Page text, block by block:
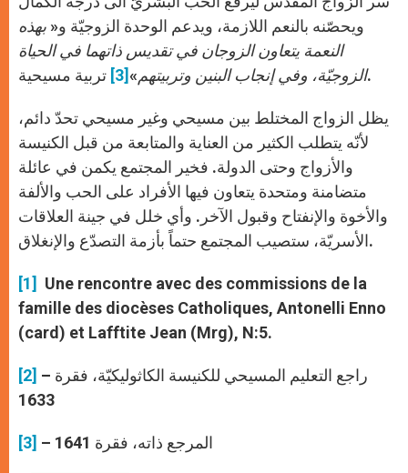
ويحصّنه بالنعم اللازمة، ويدعم الوحدة الزوجيّة و« بهذه
النعمة يتعاون الزوجان في تقديس ذاتهما في الحياة
الزوجيّة، وفي إنجاب البنين وتربيتهم»
[3] تربية مسيحية.
يظل الزواج المختلط بين مسيحي وغير مسيحي تحدّ دائم،
لأنّه يتطلب الكثير من العناية والمتابعة من قبل الكنيسة
والأزواج وحتى الدولة. فخير المجتمع يكمن في عائلة
متضامنة ومتحدة يتعاون فيها الأفراد على الحب والألفة
والأخوة والإنفتاح وقبول الآخر. وأي خلل في جينة العلاقات
الأسريّة، ستصيب المجتمع حتماً بأزمة التصدّع والإنغلاق.
[1]
Une rencontre avec des commissions de la
famille des diocèses Catholiques, Antonelli Enno
(card) et Lafftite Jean (Mrg), N:5.
[2] – راجع التعليم المسيحي للكنيسة الكاثوليكيّة، فقرة
1633
[3] – المرجع ذاته، فقرة 1641